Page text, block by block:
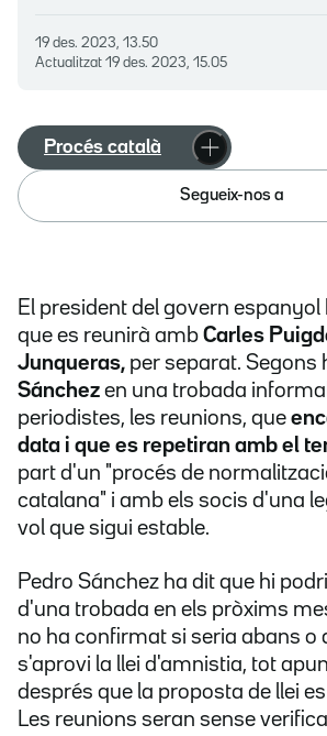
19 des. 2023, 13.50
Actualitzat 19 des. 2023, 15.05
Procés català
Segueix-nos a
El president del govern
que es reunirà amb Carles
Junqueras, per separat. Segons
Sánchez en una trobada
periodistes, les reunions, que
data i que es repetiran amb el
part d'un "procés de
catalana" i amb els socis d'una
vol que sigui estable.
Pedro Sánchez ha dit que hi
d'una trobada en els pròxims
no ha confirmat si seria abans o
s'aprovi la llei d'amnistia, tot
després que la proposta de llei
Les reunions seran sense